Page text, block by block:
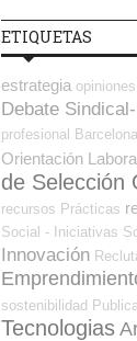
ETIQUETAS
estrategia opiniones
Debate
profesional
Barcelona
Orientación
de Selección
recursos Prácticas
Social - Iniciativas
Innovación
sostenibilidad
Tecnologias